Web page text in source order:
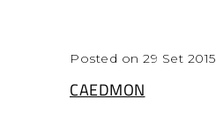
Posted on 29 Set 2015
CAEDMON